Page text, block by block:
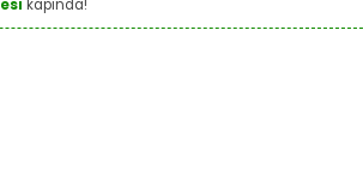
kapında!